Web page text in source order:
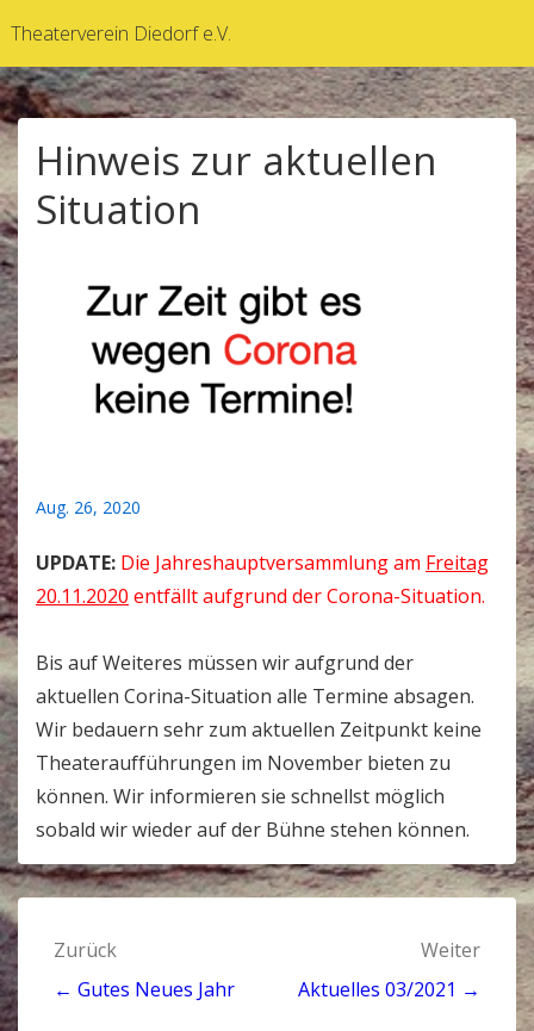
Zum
Inhalt
Theaterverein Diedorf e.V.
Hinweis zur aktuellen
Situation
Aug. 26, 2020
UPDATE: Die Jahreshauptversammlung am Freitag
20.11.2020 entfällt aufgrund der Corona-Situation.
Bis auf Weiteres müssen wir aufgrund der
aktuellen Corina-Situation alle Termine absagen.
Wir bedauern sehr zum aktuellen Zeitpunkt keine
Theateraufführungen im November bieten zu
können. Wir informieren sie schnellst möglich
sobald wir wieder auf der Bühne stehen können.
Beitragsnavigation
Zurück
← Gutes Neues Jahr
Weiter
Aktuelles 03/2021 →